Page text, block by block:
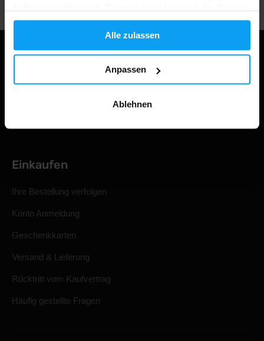
gesammelt haben.
Alle zulassen
Anpassen
Ablehnen
Einkaufen
Ihre Bestellung verfolgen
Konto Anmeldung
Geschenkkarten
Versand & Lieferung
Rücktritt vom Kaufvertrag
Häufig gestellte Fragen